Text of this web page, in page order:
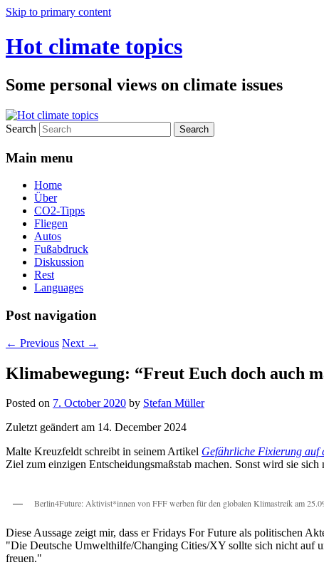
Skip to primary content
Hot climate topics
Some personal views on climate issues
Search
Main menu
Home
Über
CO2-Tipps
Fliegen
Autos
Fußabdruck
Diskussion
Rest
Languages
Post navigation
← Previous Next →
Klimabewegung: “Freut Euch doch auch
Posted on 7. October 2020 by Stefan Müller
Zuletzt geändert am 14. December 2024
Malte Kreuzfeldt schreibt in seinem Artikel Gefährliche Fixierung auf
Ziel zum einzigen Entscheidungsmaßstab machen. Sonst wird sie
Berlin4Future: Aktivist*innen von FFF werben für den globalen Klimastreik am
Diese Aussage zeigt mir, dass er Fridays For Future als politischen
Die Deutsche Umwelthilfe/Changing Cities/XY sollte sich nicht auf
freuen.